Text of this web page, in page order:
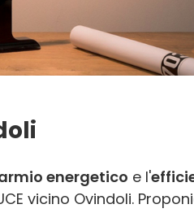
energetico e l'
vicino Ovindoli.